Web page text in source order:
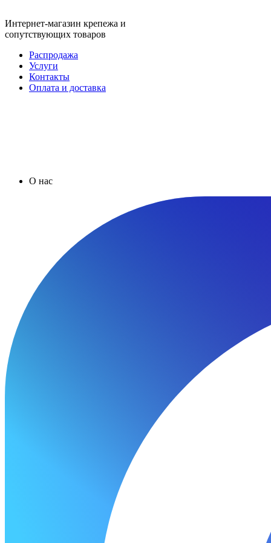
Интернет-магазин крепежа и
сопутствующих товаров
Распродажа
Услуги
Контакты
Оплата и доставка
О нас